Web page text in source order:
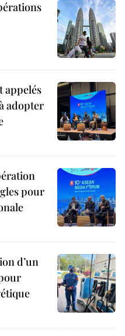
appelés
adopter
pour
d’un